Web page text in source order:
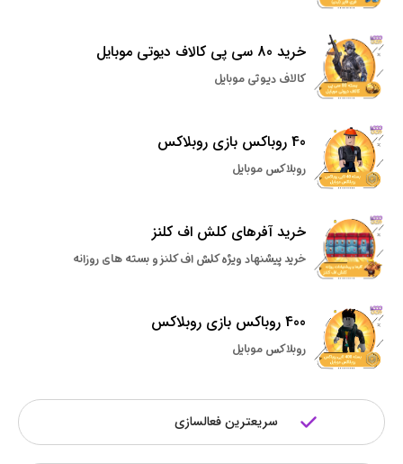
خرید 80 سی پی کالاف دیوتی موبایل
کالاف دیوتی موبایل
40 روباکس بازی روبلاکس
روبلاکس موبایل
خرید آفرهای کلش اف کلنز
خرید پیشنهاد ویژه کلش اف کلنز و بسته های روزانه
400 روباکس بازی روبلاکس
روبلاکس موبایل
سریعترین فعالسازی